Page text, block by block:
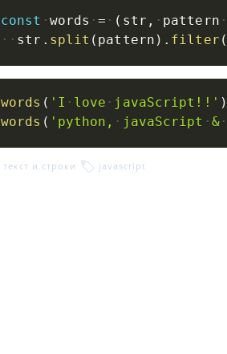
const words = ( str , pattern
str . split ( pattern ) . filter (
words ( 'I love javaScript!!' )
words ( 'python, javaScript &
текст и строки javascript